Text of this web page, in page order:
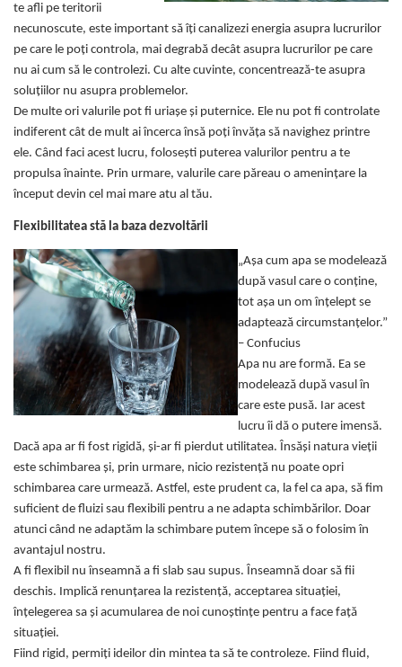
Termeni si Conditii
Boluri Tibetane
Accesorii
Produse
te afli pe teritorii
necunoscute, este important să îți canalizezi energia asupra lucrurilor
pe care le poți controla, mai degrabă decât asupra lucrurilor pe care
nu ai cum să le controlezi. Cu alte cuvinte, concentrează-te asupra
soluțiilor nu asupra problemelor.
De multe ori valurile pot fi uriașe și puternice. Ele nu pot fi controlate
indiferent cât de mult ai încerca însă poți învăța să navighez printre
ele. Când faci acest lucru, folosești puterea valurilor pentru a te
propulsa înainte. Prin urmare, valurile care păreau o amenințare la
început devin cel mai mare atu al tău.
Flexibilitatea stă la baza dezvoltării
„Așa cum apa se modelează
după vasul care o conține,
tot așa un om înțelept se
adaptează circumstanțelor.”
– Confucius
Apa nu are formă. Ea se
modelează după vasul în
care este pusă. Iar acest
lucru îi dă o putere imensă.
Dacă apa ar fi fost rigidă, și-ar fi pierdut utilitatea. Însăși natura vieții
este schimbarea și, prin urmare, nicio rezistență nu poate opri
schimbarea care urmează. Astfel, este prudent ca, la fel ca apa, să fim
suficient de fluizi sau flexibili pentru a ne adapta schimbărilor. Doar
atunci când ne adaptăm la schimbare putem începe să o folosim în
avantajul nostru.
A fi flexibil nu înseamnă a fi slab sau supus. Înseamnă doar să fii
deschis. Implică renunțarea la rezistență, acceptarea situației,
înțelegerea sa și acumularea de noi cunoștințe pentru a face față
situației.
Fiind rigid, permiți ideilor din mintea ta să te controleze. Fiind fluid,